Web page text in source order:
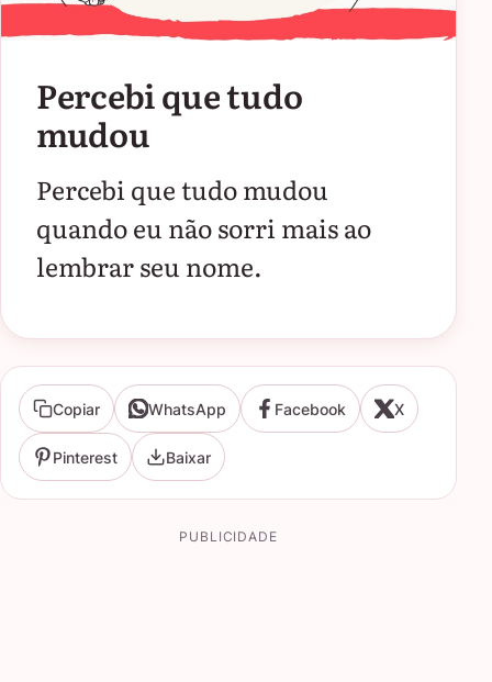
Percebi que tudo
mudou
Percebi que tudo mudou
quando eu não sorri mais ao
lembrar seu nome.
Copiar WhatsApp Facebook X
Pinterest Baixar
PUBLICIDADE